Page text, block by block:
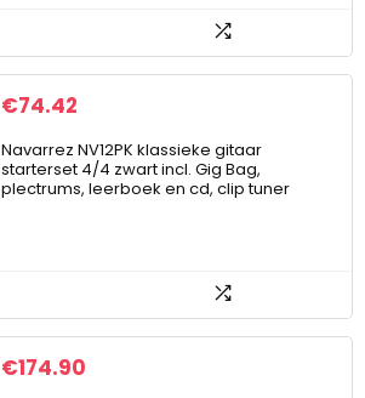
€74.42
Navarrez NV12PK klassieke gitaar
starterset 4/4 zwart incl. Gig Bag,
plectrums, leerboek en cd, clip tuner
€174.90